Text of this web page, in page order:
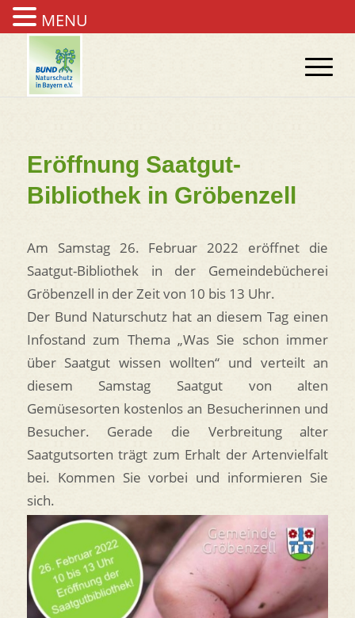
Eröffnung Saatgut-
Bibliothek in Gröbenzell
Am Samstag 26. Februar 2022 eröffnet die
Saatgut-Bibliothek in der Gemeindebücherei
Gröbenzell in der Zeit von 10 bis 13 Uhr.
Der Bund Naturschutz hat an diesem Tag einen
Infostand zum Thema „Was Sie schon immer
über Saatgut wissen wollten“ und verteilt an
diesem Samstag Saatgut von alten
Gemüsesorten kostenlos an Besucherinnen und
Besucher. Gerade die Verbreitung alter
Saatgutsorten trägt zum Erhalt der Artenvielfalt
bei. Kommen Sie vorbei und informieren Sie
sich.
MENU